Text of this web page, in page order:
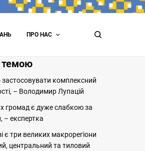
ПРО НАС
темою
комплексний
– Володимир Лупацій
громад є дуже слабкою за
– експертка
є три великих макрорегіони
центральний та тиловий